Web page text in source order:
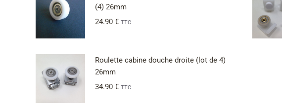
(4) 26mm
24.90 € TTC
Roulette cabine douche droite (lot de 4)
26mm
34.90 € TTC